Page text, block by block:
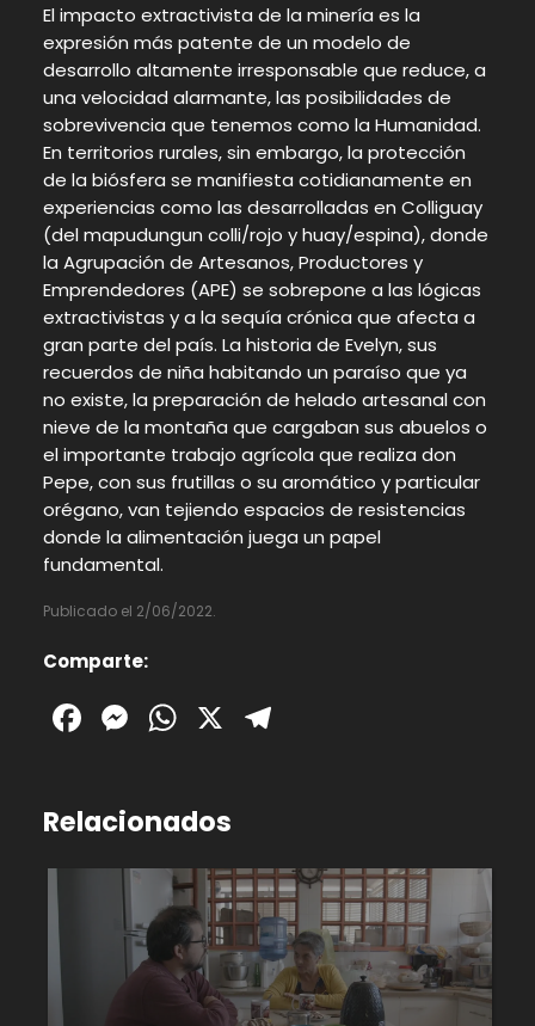
El impacto extractivista de la minería es la
expresión más patente de un modelo de
desarrollo altamente irresponsable que reduce, a
una velocidad alarmante, las posibilidades de
sobrevivencia que tenemos como la Humanidad.
En territorios rurales, sin embargo, la protección
de la biósfera se manifiesta cotidianamente en
experiencias como las desarrolladas en Colliguay
(del mapudungun colli/rojo y huay/espina), donde
la Agrupación de Artesanos, Productores y
Emprendedores (APE) se sobrepone a las lógicas
extractivistas y a la sequía crónica que afecta a
gran parte del país. La historia de Evelyn, sus
recuerdos de niña habitando un paraíso que ya
no existe, la preparación de helado artesanal con
nieve de la montaña que cargaban sus abuelos o
el importante trabajo agrícola que realiza don
Pepe, con sus frutillas o su aromático y particular
orégano, van tejiendo espacios de resistencias
donde la alimentación juega un papel
fundamental.
Publicado el 2/06/2022.
Comparte:
Facebook
Messenger
WhatsApp
X
Relacionados